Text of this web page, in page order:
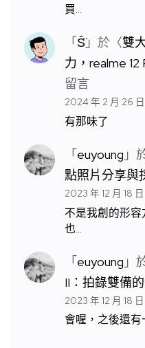
買…
「S̆̈」於〈雙
力，realme
留言
2024 年 2 月 26 日
有那味了
「euyoung 」
點照片分享與
2023 年 12 月 18 日
不是我創的形
也…
「euyoung 」
II：拍錄雙備
2023 年 12 月 18 日
會喔，之後還有